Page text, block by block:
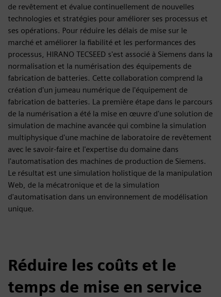
de revêtement et évalue continuellement de nouvelles
technologies et stratégies pour améliorer ses processus et
ses opérations. Pour réduire les délais de mise sur le
marché et améliorer la fiabilité et les performances des
processus, HIRANO TECSEED s'est associé à Siemens dans la
normalisation et la numérisation des équipements de
fabrication de batteries. Cette collaboration comprend la
création d'un jumeau numérique de l'équipement de
fabrication de batteries. La première étape dans le parcours
de la numérisation a été la mise en œuvre d'une solution de
simulation de machine avancée qui combine la simulation
multiphysique d'une machine de laboratoire de revêtement
avec le savoir-faire et l'expertise du domaine dans
l'automatisation des machines de production de Siemens.
Le résultat est une simulation holistique de la manipulation
Web, de la mécatronique et de la simulation
d'automatisation dans un environnement de modélisation
unique.
Réduire les coûts et le
temps de mise en service